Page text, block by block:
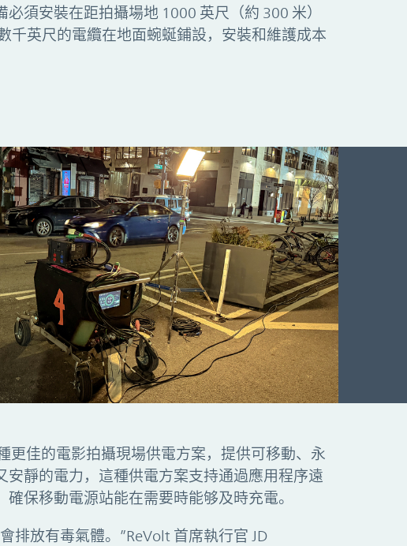
必須安裝在距拍攝場地 1000 英尺（約 300 米）
千英尺的電纜在地面蜿蜒鋪設，安裝和維護成本
更佳的電影拍攝現場供電方案，提供可移動、永
安靜的電力，這種供電方案支持通過應用程序遠
確保移動電源站能在需要時能够及時充電。
排放有毒氣體。”ReVolt 首席執行官 JD